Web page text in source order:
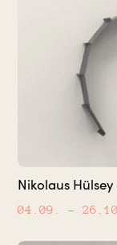
Nikolaus Hülsey
04.09. –